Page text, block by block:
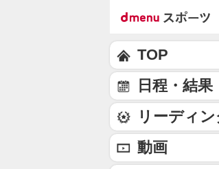
TOP
日程・結果
リーディ
動画